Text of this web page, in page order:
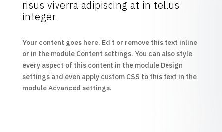
risus viverra adipiscing at in tellus
integer.
Your content goes here. Edit or remove this text inline
or in the module Content settings. You can also style
every aspect of this content in the module Design
settings and even apply custom CSS to this text in the
module Advanced settings.